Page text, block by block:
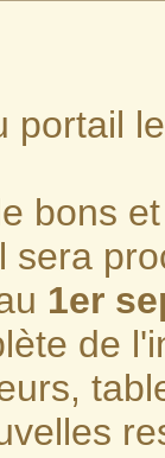
portail
bons
sera
1er
de